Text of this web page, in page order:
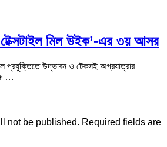
মিল উইক’-এর ৩য় আসর
প্রযুক্তিতে উদ্ভাবন ও টেকসই অগ্রযাত্রার
…
not be published. Required fields are